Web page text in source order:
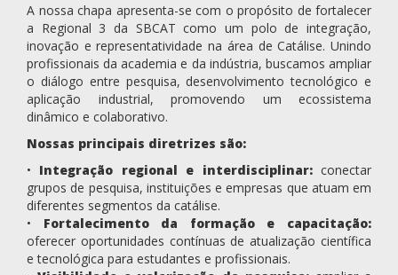
A nossa chapa apresenta-se com o propósito de fortalecer
a Regional 3 da SBCAT como um polo de integração,
inovação e representatividade na área de Catálise. Unindo
profissionais da academia e da indústria, buscamos ampliar
o diálogo entre pesquisa, desenvolvimento tecnológico e
aplicação industrial, promovendo um ecossistema
dinâmico e colaborativo.
Nossas principais diretrizes são:
• Integração regional e interdisciplinar:conectar
grupos de pesquisa, instituições e empresas que atuam em
diferentes segmentos da catálise.
• Fortalecimento da formação e capacitação:
oferecer oportunidades contínuas de atualização científica
e tecnológica para estudantes e profissionais.